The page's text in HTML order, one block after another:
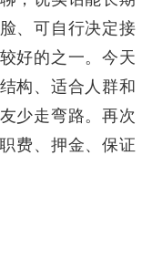
、可自行决定接
好的之一。今天
构、适合人群和
少走弯路。再次
费、押金、保证